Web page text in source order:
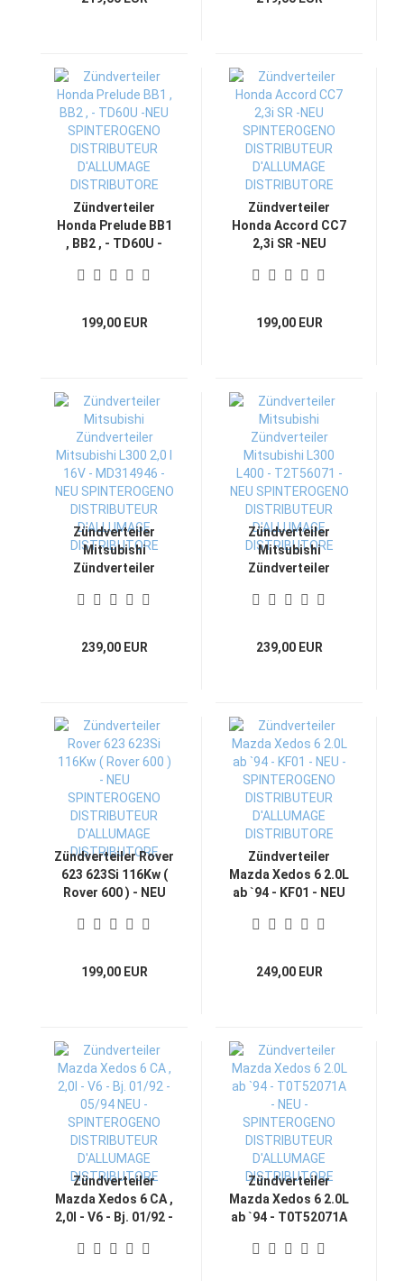
DISTRIBUTORE
Zündverteiler
Honda Prelude BB1
, BB2 , - TD60U -
SPINTEROGENO
D'ALLUMAGE
DISTRIBUTORE
199,00 EUR
Zündverteiler
Honda Accord CC7
2,3i SR -NEU
DISTRIBUTEUR
DISTRIBUTORE
199,00 EUR
Zündverteiler
Mitsubishi
Zündverteiler
l 16V - MD314946 -
SPINTEROGENO
DISTRIBUTEUR
239,00 EUR
Zündverteiler
Mitsubishi
Zündverteiler
L400 - T2T56071 -
SPINTEROGENO
DISTRIBUTEUR
239,00 EUR
Zündverteiler Rover
623 623Si 116Kw (
Rover 600 ) - NEU
DISTRIBUTEUR
DISTRIBUTORE
199,00 EUR
Zündverteiler
Mazda Xedos 6 2.0L
ab `94 - KF01 - NEU
DISTRIBUTEUR
DISTRIBUTORE
249,00 EUR
Zündverteiler
Mazda Xedos 6 CA ,
2,0l - V6 - Bj. 01/92 -
SPINTEROGENO
Zündverteiler
Mazda Xedos 6 2.0L
ab `94 - T0T52071A
SPINTEROGENO